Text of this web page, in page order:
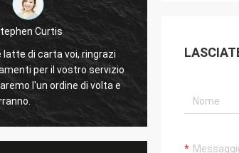
Risposta elusiva di Linda
è dei chip mie e le buone
bene ora. Vi terrò in tocco.